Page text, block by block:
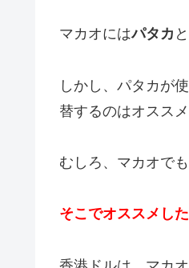
マカオにはパタカ
しかし、パタカが
替するのはオススメ
むしろ、マカオで
そこでオススメし